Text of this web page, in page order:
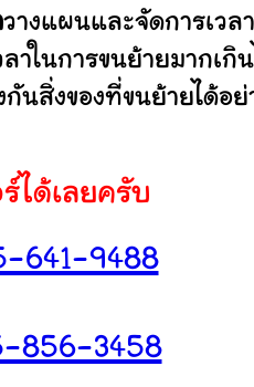
วางแผนและจัดการเวล
ลาในการขนย้ายมาก
สิ่งของที่ขนย้ายได้อ
ได้เลยครับ
641-9488
856-3458